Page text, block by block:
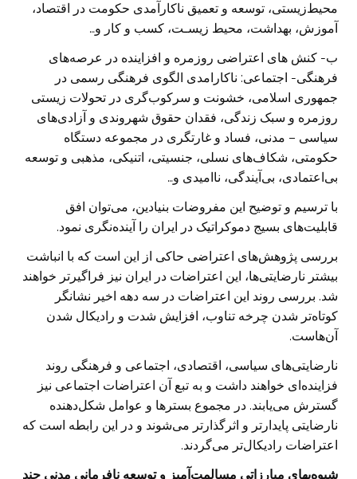
محیط‌زیستی، توسعه و تعمیق ناکارآمدی حکومت در اقتصاد،
آموزش، بهداشت، محیط زیسـت، کسب و کار و…
ب- کنش های اعتراضی روزمره و افزاینده در عرصه‌های
فرهنگی- اجتماعی: ناکارامدی الگوی فرهنگی رسمی در
جمهوری اسلامی، خشونت و سرکوب‌گری در تحولات زیستی
روزمره و سبک زندگی، فقدان حقوق شهروندی و آزادی‌های
سیاسی – مدنی، فساد و غارتگری در مجموعه دستگاه
حکومتی، شکاف‌های نسلی، جنسیتی، اتنیکی، مذهبی و توسعه
بی‌اعتمادی، بی‌آیندگی، ناامیدی و…
با ترسیم و توضیح این مفروضات بنیادین، می‌توان افق
قابلیت‌های بسیج دموکراتیک در ایران را آینده‌نگری نمود.
بررسی پژوهش‌های اعتراضی حاکی از این است که با انباشت
بیشتر نارضایتی‌ها، این اعتراضات در ایران نیز فراگیرتر خواهند
شد. بررسی روند این اعتراضات در سه دهه اخیر نشانگر
کوتاه‌تر شدن چرخه تناوب، افزایش شدت و رادیکال شدن
آن‌هاست.
نارضایتی‌های سیاسی، اقتصادی، اجتماعی و فرهنگی روند
فزاینده‌ای خواهند داشت و به تبع آن اعتراضات اجتماعی نیز
گسترش می‌یابند. در مجموع بسترها و عوامل شکل‌دهنده
نارضایتی پایدارتر و اثرگذارتر می‌شوند و در این رابطه است که
اعتراضات رادیکال‌تر می‌گردند.
شیوه‌پهای مبارزاتی مسالمت‌آمیز و توسعه نافرمانی مدنی چند